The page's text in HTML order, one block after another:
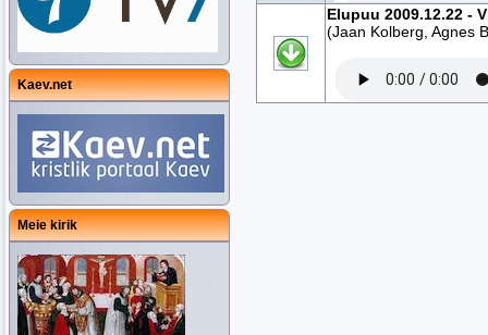
Kaev.net
Meie kirik
Elupuu 2009.12.22 -
(Jaan Kolberg, Agnes